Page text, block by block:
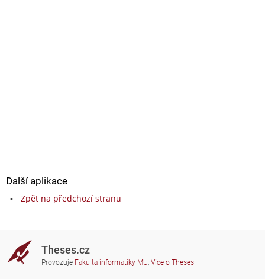
Další aplikace
Zpět na předchozí stranu
Theses.cz
Provozuje Fakulta informatiky MU, Více o Theses